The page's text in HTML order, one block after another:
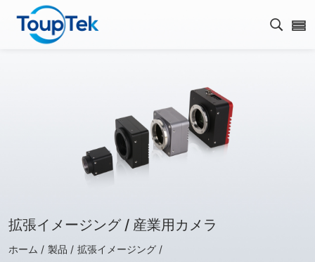
検索
拡張イメージング / 産業用カメラ
ホーム / 製品 / 拡張イメージング /